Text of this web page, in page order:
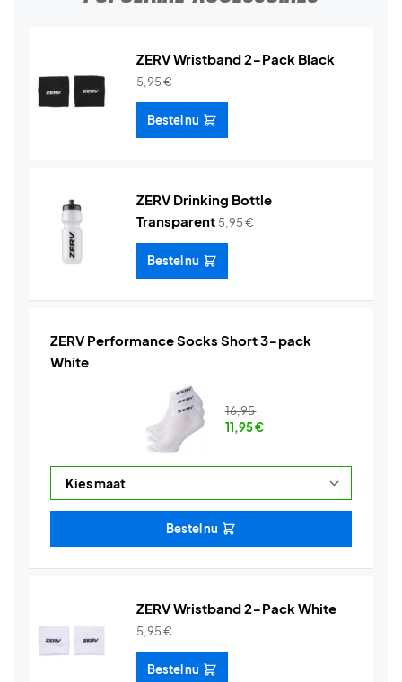
ZERV Wristband 2-Pack Black
5,95€
Bestel nu
ZERV Drinking Bottle
Transparent 5,95€
Bestel nu
ZERV Performance Socks Short 3-pack
White
16,95
11,95€
Bestel nu
ZERV Wristband 2-Pack White
5,95€
Bestel nu